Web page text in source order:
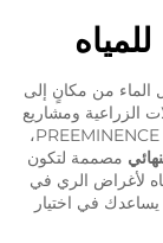
من مكانٍ إلى
الزراعية ومشاريع
الإنشاءات وأحيانًا في المنازل. وفي شركة PREEMINENCE PUMP،
مصممة لتكون
لأغراض الري في
يساعدك في اختيار